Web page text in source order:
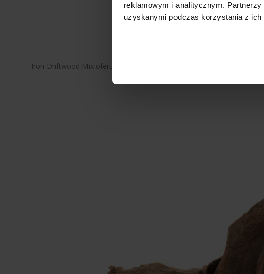
reklamowym i analitycznym.
uzyskanymi podczas korzystania z ich
Iron Driftwood Mix oferujemy w opakowaniach po 25 kg. W paczce